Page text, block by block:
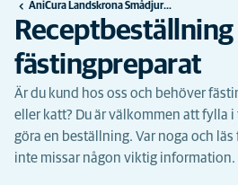
AniCura Landskrona Smådjursklinik
Receptbeställning
fästingpreparat
Är du kund hos oss och behöver
eller katt? Du är välkommen att fylla
göra en beställning. Var noga och
inte missar någon viktig information.